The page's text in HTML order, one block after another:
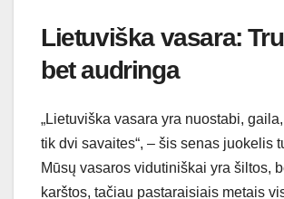
Lietuviška vasara:
bet audringa
„Lietuviška vasara yra nuostabi,
tik dvi savaites“, – šis senas juokelis
Mūsų vasaros vidutiniškai yra šiltos,
karštos, tačiau pastaraisiais metais